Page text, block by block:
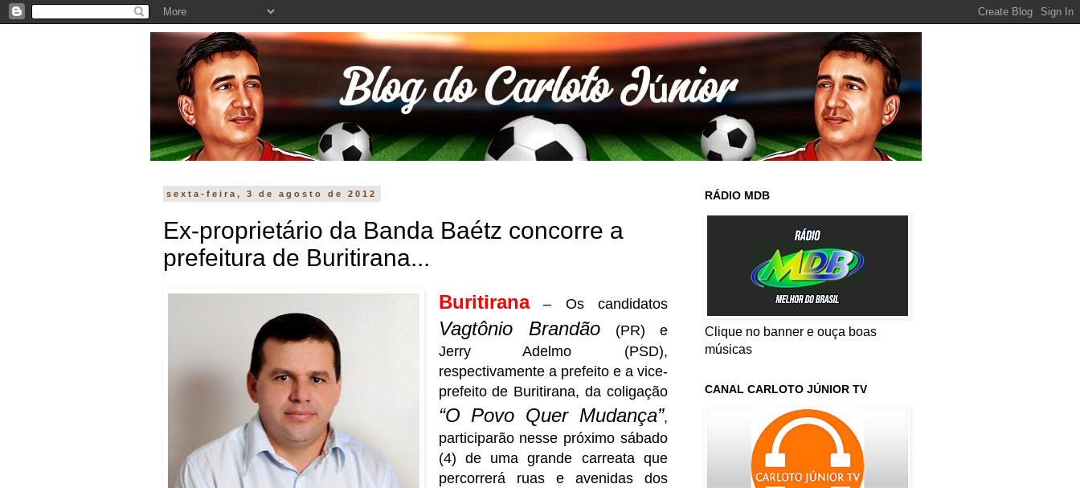
sexta-feira, 3 de agosto de 2012
Ex-proprietário da Banda Baétz concorre a
prefeitura de Buritirana...
Buritirana– Os candidatos
Vagtônio Brandão (PR) e
Jerry Adelmo (PSD),
respectivamente a prefeito e a vice-
prefeito de Buritirana, da coligação
“O Povo Quer Mudança”,
participarão nesse próximo sábado
(4) de uma grande carreata que
percorrerá ruas e avenidas dos
RÁDIO MDB
Clique no banner e ouça boas
músicas
CANAL CARLOTO JÚNIOR TV